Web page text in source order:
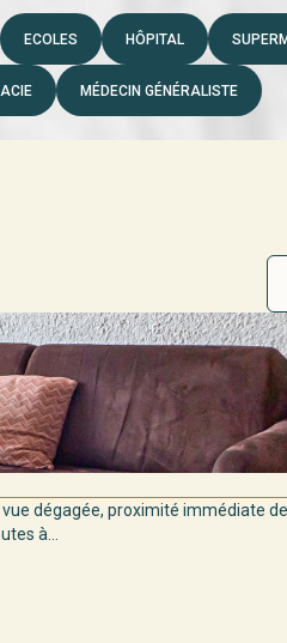
ECOLES HÔPITAL
MÉDECIN GÉNÉRALISTE
dégagée, proximité immédiate
à...